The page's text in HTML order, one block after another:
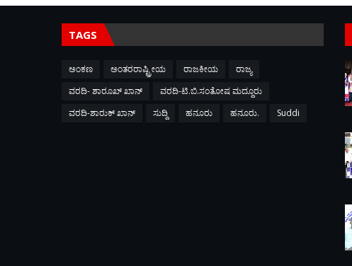
TAGS
ಅಂಕಣ ಅಂತರರಾಷ್ಟ್ರೀಯ ರಾಜಕೀಯ
ರಾಜ್ಯ
ವರದಿ- ಶಾರೂಖ್ ಖಾನ್
ವರದಿ-ಟಿ.ಬಿ.ಸಂತೋಷ ಮದ್ದೂರು
ವರದಿ-ಶಾರುಕ್ ಖಾನ್
ಸುದ್ದಿ ಹನೂರು ಹನೂರು. Suddi